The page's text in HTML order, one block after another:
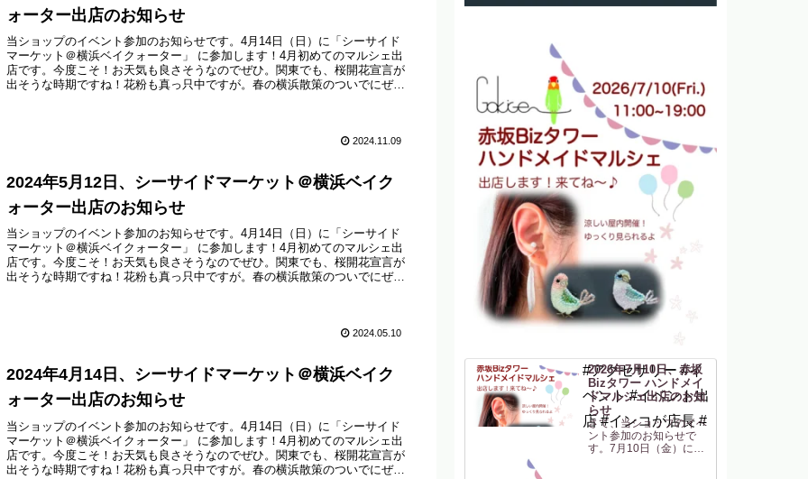
ォーター出店のお知らせ
当ショップのイベント参加のお知らせです。4月14日（日）に「シーサイド
マーケット＠横浜ベイクォーター」 に参加します！4月初めてのマルシェ出
店です。今度こそ！お天気も良さそうなのでぜひ。関東でも、桜開花宣言が
出そうな時期ですね！花粉も真っ只中ですが。春の横浜散策のついでにぜひ
2024.11.09
2024年5月12日、シーサイドマーケット＠横浜ベイク
ォーター出店のお知らせ
当ショップのイベント参加のお知らせです。4月14日（日）に「シーサイド
マーケット＠横浜ベイクォーター」 に参加します！4月初めてのマルシェ出
店です。今度こそ！お天気も良さそうなのでぜひ。関東でも、桜開花宣言が
出そうな時期ですね！花粉も真っ只中ですが。春の横浜散策のついでにぜひ
2024.05.10
2024年4月14日、シーサイドマーケット＠横浜ベイク
ォーター出店のお知らせ
当ショップのイベント参加のお知らせです。4月14日（日）に「シーサイド
マーケット＠横浜ベイクォーター」 に参加します！4月初めてのマルシェ出
店です。今度こそ！お天気も良さそうなのでぜひ。関東でも、桜開花宣言が
出そうな時期ですね！花粉も真っ只中ですが。春の横浜散策のついでにぜひ
2026年7月10日、赤坂
Bizタワー ハンドメイ
ドマルシェ出店のお知
らせ
さて、当ショップのイベ
ント参加のお知らせで
す。7月10日（金）に
#アクセサリー #イ
ベント #イベント出
店 #インコが店長 #